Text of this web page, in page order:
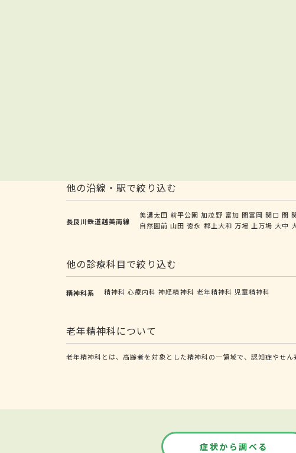
他の沿線・駅で絞り込む
長良川鉄道越美南線
美濃太田 前平公園 加茂野 富加 関富岡 関口 関
自然園前 山田 徳永 郡上大和 万場 上万場 大中
他の診療科目で絞り込む
精神科系 精神科 心療内科 神経精神科 老年精神科 児童精神科
老年精神科について
老年精神科とは、高齢者を対象とした精神科の一領域で、認知症やせ
症状から調べる